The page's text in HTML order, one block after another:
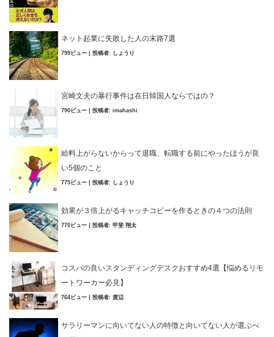
ネット起業に失敗した人の末路7選
799ビュー 投稿者: しょうり
宮崎文夫の暴行事件は在日韓国人ならではの？
790ビュー 投稿者: imahashi
給料上がらないからって退職、転職する前にやったほうが良
い5個のこと
775ビュー 投稿者: しょうり
効果が３倍上がるキャッチコピーを作るときの４つの法則
770ビュー 投稿者: 甲斐 翔太
コスパの良いスタンディングデスクおすすめ4選【悩めるリモ
ートワーカー必見】
764ビュー 投稿者: 渡辺
サラリーマンに向いてない人の特徴と向いてない人が選ぶべ